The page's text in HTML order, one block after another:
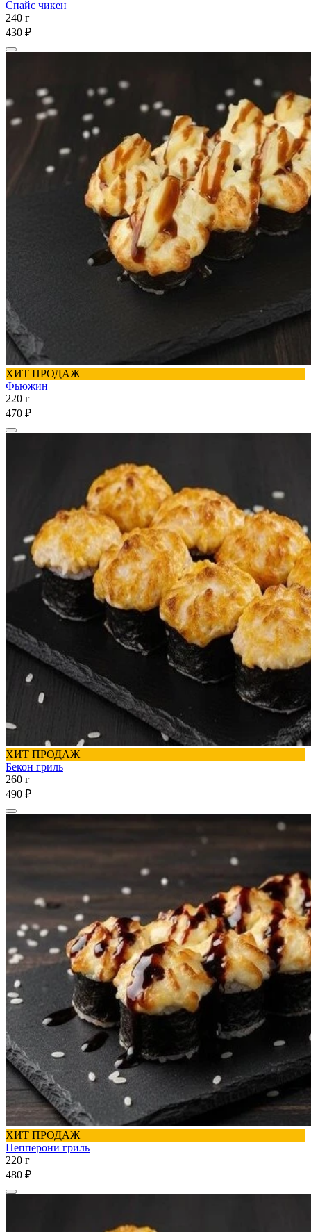
Спайс чикен
240 г
430 ₽
ХИТ ПРОДАЖ
Фьюжин
220 г
470 ₽
ХИТ ПРОДАЖ
Бекон гриль
260 г
490 ₽
ХИТ ПРОДАЖ
Пепперони гриль
220 г
480 ₽